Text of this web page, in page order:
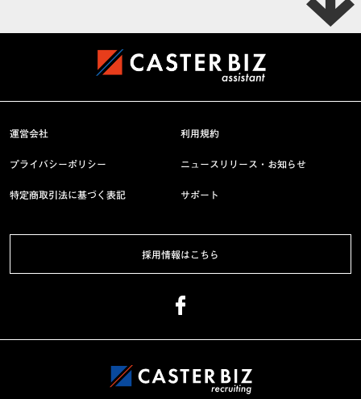
運営会社 利用規約
プライバシーポリシー ニュースリリース・お知らせ
特定商取引法に基づく表記 サポート
採用情報はこちら